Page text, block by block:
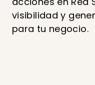
visibilidad y
para tu negocio.